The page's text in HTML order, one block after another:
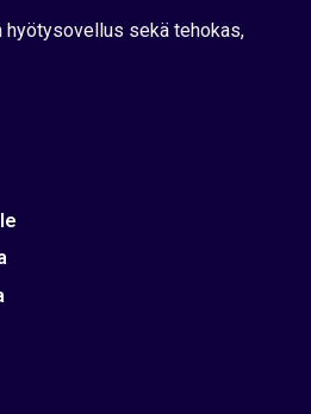
hyötysovellus sekä tehokas,